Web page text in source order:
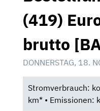
(419)
brutto
DONNERSTAG, 18.
Stromverbrauch:
km* • Emissionen: